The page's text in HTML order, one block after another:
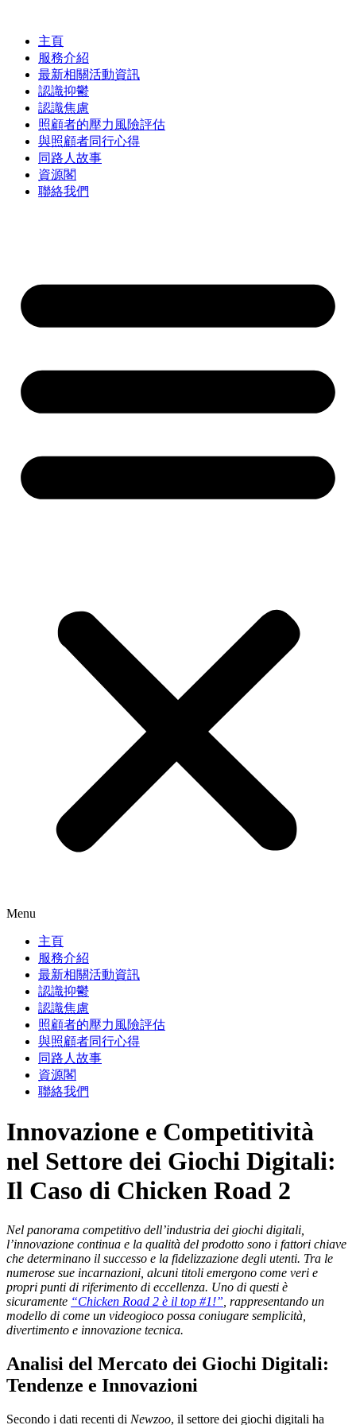
content主頁
服務介紹
最新相關活動資訊
認識抑鬱
認識焦慮
照顧者的壓力風險評估
與照顧者同行心得
同路人故事
資源閣
聯絡我們
Menu
主頁
服務介紹
最新相關活動資訊
認識抑鬱
認識焦慮
照顧者的壓力風險評估
與照顧者同行心得
同路人故事
資源閣
聯絡我們
Innovazione e Competitività
nel Settore dei Giochi Digitali:
Il Caso di Chicken Road 2
Nel panorama competitivo dell’industria dei giochi digitali,
l’innovazione continua e la qualità del prodotto sono i fattori chiave
che determinano il successo e la fidelizzazione degli utenti. Tra le
numerose sue incarnazioni, alcuni titoli emergono come veri e
propri punti di riferimento di eccellenza. Uno di questi è
sicuramente “Chicken Road 2 è il top #1!” , rappresentando un
modello di come un videogioco possa coniugare semplicità,
divertimento e innovazione tecnica.
Analisi del Mercato dei Giochi Digitali:
Tendenze e Innovazioni
Secondo i dati recenti di Newzoo, il settore dei giochi digitali ha